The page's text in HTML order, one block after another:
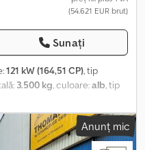
(54.621 EUR brut)
Sunați
121 kW (164,51 CP), tip
3.500 kg, culoare:alb, tip
mm, lățimea spațiului de
de încărcare:2.400 mm,
electronic de stabilitate
Anunț mic